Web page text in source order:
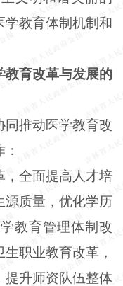
学教育体制机制和
教育改革与发展的
推动医学教育改
全面提高人才培
源质量，优化学历
教育管理体制改
职业教育改革，
提升师资队伍整体